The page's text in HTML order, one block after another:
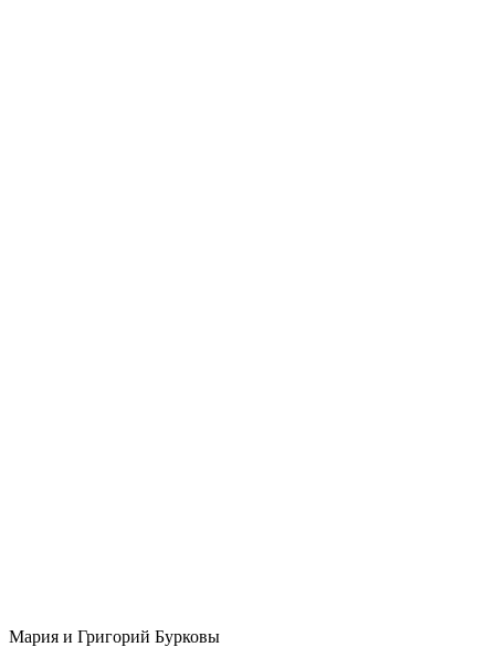
Мария и Григорий Бурковы